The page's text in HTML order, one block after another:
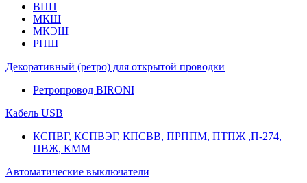
ВПП
МКШ
МКЭШ
РПШ
Декоративный (ретро) для открытой проводки
Ретропровод BIRONI
Кабель USB
КСПВГ, КСПВЭГ, КПСВВ, ПРППМ, ПТПЖ ,П-274,
ПВЖ, КММ
Автоматические выключатели